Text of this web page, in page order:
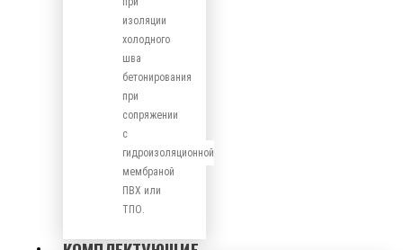
изоляции
холодного
шва
бетонирования
при
сопряжении
с
гидроизоляционной
мембраной
ПВХ или
ТПО.